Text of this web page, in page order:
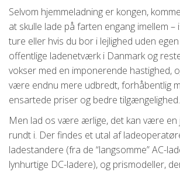
Selvom hjemmeladning er kongen,
at skulle lade på farten engang imellem
ture eller hvis du bor i lejlighed uden
offentlige ladenetværk i Danmark og
vokser med en imponerende hastighed,
være endnu mere udbredt, forhåbentlig
ensartede priser og bedre tilgængelighed.
Men lad os være ærlige, det kan være en
rundt i. Der findes et utal af
ladestandere (fra de “langsomme” AC-
lynhurtige DC-ladere), og prismodeller,